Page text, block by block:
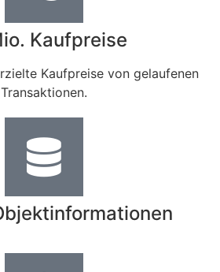
Kaufpreise
Kaufpreise von gelaufenen
Transaktionen.